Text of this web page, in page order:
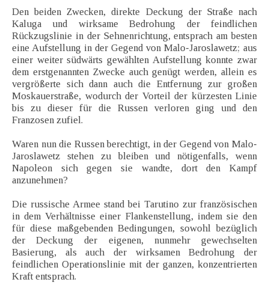
Den beiden Zwecken, direkte Deckung der Straße nach
Kaluga und wirksame Bedrohung der feindlichen
Rückzugslinie in der Sehnenrichtung, entsprach am besten
eine Aufstellung in der Gegend von Malo-Jaroslawetz; aus
einer weiter südwärts gewählten Aufstellung konnte zwar
dem erstgenannten Zwecke auch genügt werden, allein es
vergrößerte sich dann auch die Entfernung zur großen
Moskauerstraße, wodurch der Vorteil der kürzesten Linie
bis zu dieser für die Russen verloren ging und den
Franzosen zufiel.
Waren nun die Russen berechtigt, in der Gegend von Malo-
Jaroslawetz stehen zu bleiben und nötigenfalls, wenn
Napoleon sich gegen sie wandte, dort den Kampf
anzunehmen?
Die russische Armee stand bei Tarutino zur französischen
in dem Verhältnisse einer Flankenstellung, indem sie den
für diese maßgebenden Bedingungen, sowohl bezüglich
der Deckung der eigenen, nunmehr gewechselten
Basierung, als auch der wirksamen Bedrohung der
feindlichen Operationslinie mit der ganzen, konzentrierten
Kraft entsprach.